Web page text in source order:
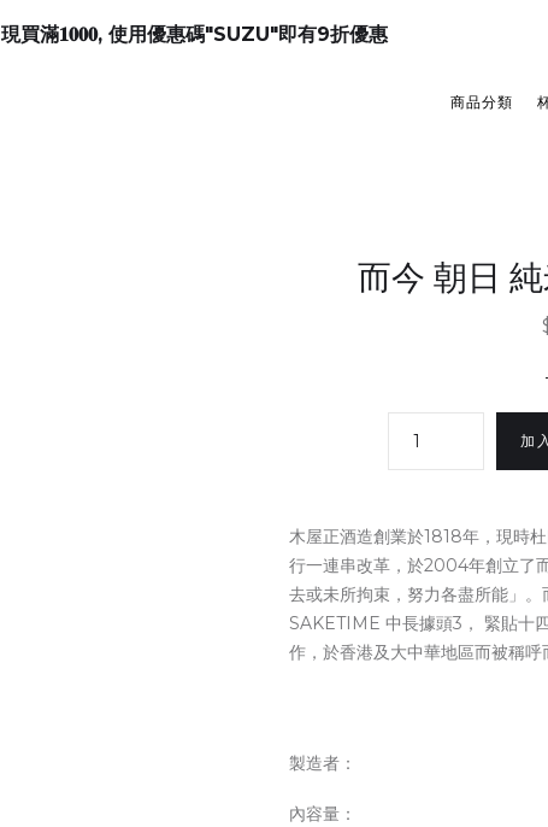
現買滿𝟏𝟎𝟎𝟎, 使用優惠碼"SUZU"即有9折優惠
商品分類
而今 朝日
木屋正酒造創業於1818年，現時
行一連串改革，於2004年創立了
去或未所拘束，努力各盡所能」
SAKETIME 中長據頭3， 緊貼十
作，於香港及大中華地區而被稱呼
製造者：
內容量：